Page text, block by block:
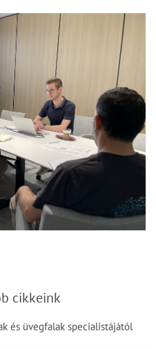
cikkeink
és üvegfalak specialistájától